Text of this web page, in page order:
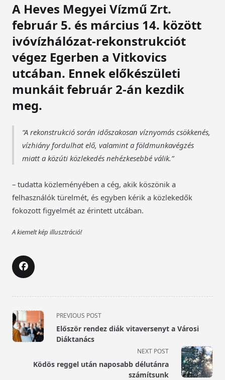
A Heves Megyei Vízmű Zrt.
február 5. és március 14. között
ivóvízhálózat-rekonstrukciót
végez Egerben a Vitkovics
utcában. Ennek előkészületi
munkáit február 2-án kezdik
meg.
A rekonstrukció során időszakosan víznyomás csökkenés,
vízhiány fordulhat elő, valamint a földmunkavégzés
miatt a közúti közlekedés nehézkesebbé válik.
– tudatta közleményében a cég, akik köszönik a
felhasználók türelmét, és egyben kérik a közlekedők
fokozott figyelmét az érintett utcában.
A kiemelt kép illusztráció!
<span
class="nav-
subtitle
reader-
PREVIOUS POST
Először rendez diák vitaversenyt a Városi
Diáktanács
NEXT POST
Ködös reggel után naposabb délutánra
számítsunk